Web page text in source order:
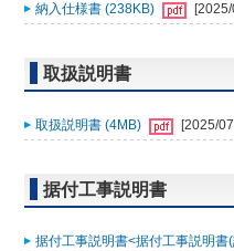
納入仕様書 (238KB)
取扱説明書
取扱説明書 (4MB) [2025/
据付工事説明書
据付工事説明書<据付工事説明書